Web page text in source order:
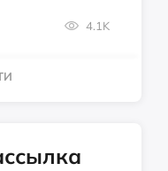
4.1K